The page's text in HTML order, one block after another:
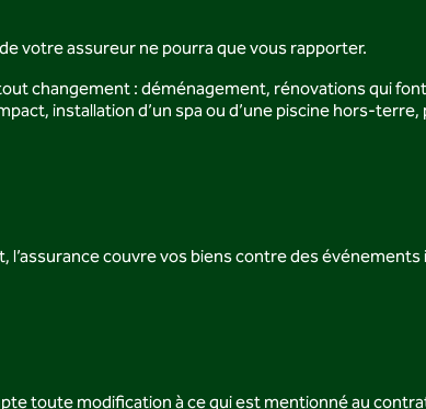
votre assureur ne pourra que vous rapporter.
changement : déménagement, rénovations qui
installation d’un spa ou d’une piscine hors-
l’assurance couvre vos biens contre des